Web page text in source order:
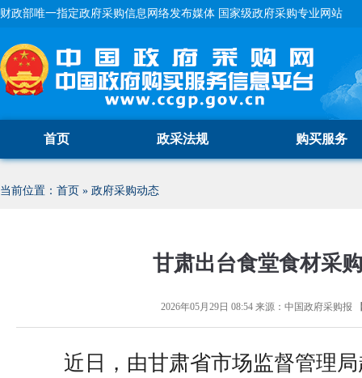
财政部唯一指定政府采购信息网络发布媒体 国家级政府采购专业网站
首页 政采法规 购买服务
当前位置： 首页 » 政府采购动态
甘肃出台食堂食材采
2026年05月29日 08:54来源： 中国政府采购报
近日，由甘肃省市场监督管理